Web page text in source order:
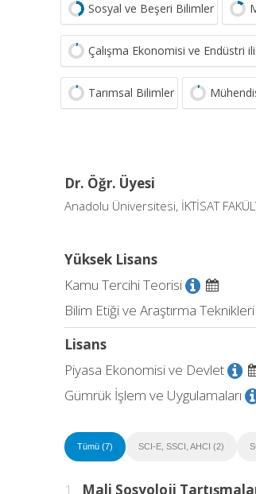
Sosyal ve Beşeri Bilimler
Çalışma Ekonomisi ve Endüstri
Tarımsal Bilimler
Dr. Öğr. Üyesi
Anadolu Üniversitesi, İKTİSAT
Yüksek Lisans
Kamu Tercihi Teorisi
Bilim Etiği ve Araştırma Teknikleri
Lisans
Piyasa Ekonomisi ve Devlet
Gümrük İşlem ve Uygulamaları
Tümü (7) SCI-E, SSCI, AHCI (2)
1. Mali Sosyoloji